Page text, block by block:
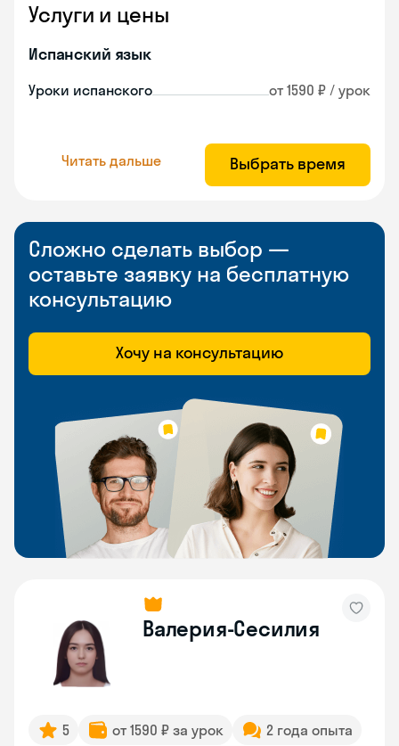
Услуги и цены
Испанский язык
Уроки испанского от 1590 ₽ / урок
Читать дальше Выбрать время
Сложно сделать выбор —
оставьте заявку на бесплатную
консультацию
Хочу на консультацию
Валерия-Сесилия
5 от 1590 ₽ за урок 2 года опыта